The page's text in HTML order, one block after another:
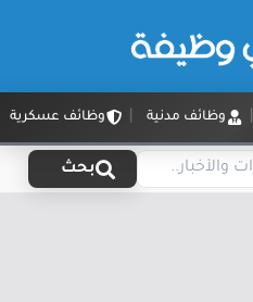
وظائف مدنية وظائف عسكرية
بحث